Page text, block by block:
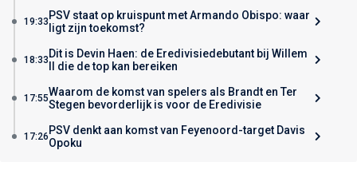
19:33 PSV staat op kruispunt met Armando Obispo: waar
ligt zijn toekomst?
18:33 Dit is Devin Haen: de Eredivisiedebutant bij Willem
II die de top kan bereiken
17:55Waarom de komst van spelers als Brandt en Ter
Stegen bevorderlijk is voor de Eredivisie
17:26 PSV denkt aan komst van Feyenoord-target Davis
Opoku